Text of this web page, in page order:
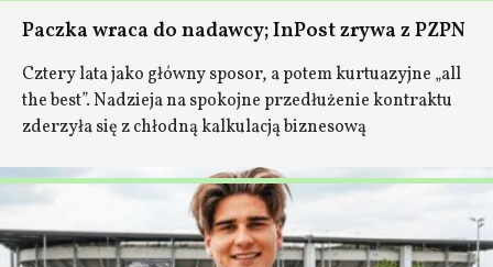
Paczka wraca do nadawcy; InPost zrywa z PZPN
Cztery lata jako główny sposor, a potem kurtuazyjne „all
the best”. Nadzieja na spokojne przedłużenie kontraktu
zderzyła się z chłodną kalkulacją biznesową